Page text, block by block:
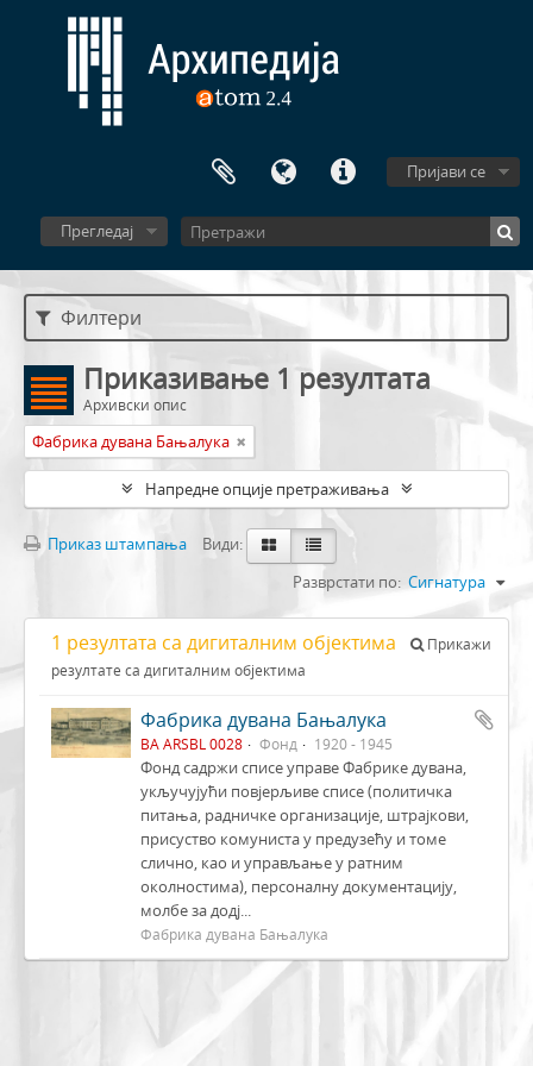
Пријави се
Прегледај
Филтери
Приказивање 1 резултата
Архивски опис
Фабрика дувана Бањалука
Напредне опције претраживања
Приказ штампања
Види:
Разврстати по: Сигнатура
1 резултата са дигиталним објектима
Прикажи
резултате са дигиталним објектима
Фабрика дувана Бањалука
BA ARSBL 0028 Фонд 1920 - 1945
Фонд садржи списе управе Фабрике дувана,
укључујући повјерљиве списе (политичка
питања, радничке организације, штрајкови,
присуство комуниста у предузећу и томе
слично, као и управљање у ратним
околностима), персоналну документацију,
молбе за додј...
Фабрика дувана Бањалука